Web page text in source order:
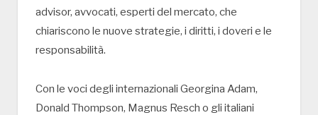
advisor, avvocati, esperti del mercato, che
chiariscono le nuove strategie, i diritti, i doveri e le
responsabilità.
Con le voci degli internazionali Georgina Adam,
Donald Thompson, Magnus Resch o gli italiani